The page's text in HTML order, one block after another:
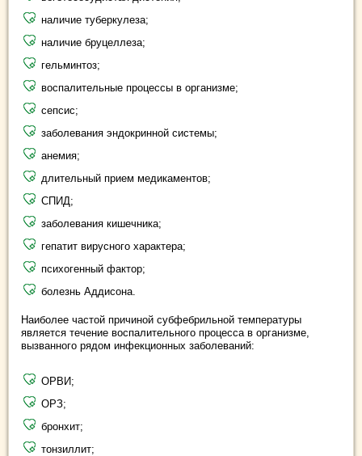
наличие туберкулеза;
наличие бруцеллеза;
гельминтоз;
воспалительные процессы в организме;
сепсис;
заболевания эндокринной системы;
анемия;
длительный прием медикаментов;
СПИД;
заболевания кишечника;
гепатит вирусного характера;
психогенный фактор;
болезнь Аддисона.
Наиболее частой причиной субфебрильной температуры
является течение воспалительного процесса в организме,
вызванного рядом инфекционных заболеваний:
ОРВИ;
ОРЗ;
бронхит;
тонзиллит;